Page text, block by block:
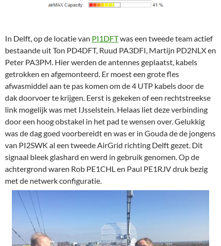
In Delft, op de locatie van PI1DFTwas een tweede team actief
bestaande uit Ton PD4DFT, Ruud PA3DFI, Martijn PD2NLX en
Peter PA3PM. Hier werden de antennes geplaatst, kabels
getrokken en afgemonteerd. Er moest een grote fles
afwasmiddel aan te pas komen om de 4 UTP kabels door de
dak doorvoer te krijgen. Eerst is gekeken of een rechtstreekse
link mogelijk was met IJsselstein. Helaas liet deze verbinding
door een hoog obstakel in het pad te wensen over. Gelukkig
was de dag goed voorbereidt en was er in Gouda de de jongens
van PI2SWK al een tweede AirGrid richting Delft gezet. Dit
signaal bleek glashard en werd in gebruik genomen. Op de
achtergrond waren Rob PE1CHL en Paul PE1RJV druk bezig
met de netwerk configuratie.